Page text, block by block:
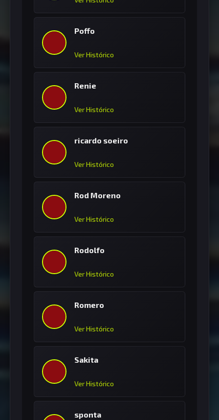
Poffo
Ver Histórico
Renie
Ver Histórico
ricardo soeiro
Ver Histórico
Rod Moreno
Ver Histórico
Rodolfo
Ver Histórico
Romero
Ver Histórico
Sakita
Ver Histórico
sponta